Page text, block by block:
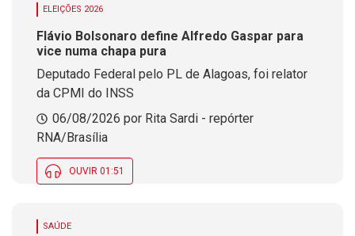
ELEIÇÕES 2026
Flávio Bolsonaro define Alfredo Gaspar para
vice numa chapa pura
Deputado Federal pelo PL de Alagoas, foi relator
da CPMI do INSS
06/08/2026 por Rita Sardi - repórter
RNA/Brasília
OUVIR 01:51
SAÚDE